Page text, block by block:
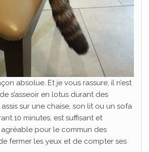
absolue. Et je vous rassure, il n’est
s’asseoir en lotus durant des
assis sur une chaise, son lit ou un sofa
10 minutes, est suffisant et
pour le commun des
fermer les yeux et de compter ses